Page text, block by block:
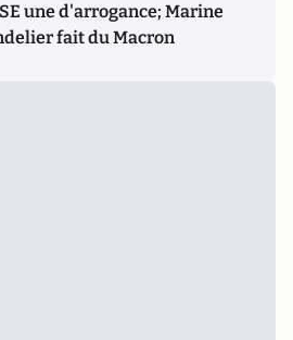
une d'arrogance; Marine
fait du Macron